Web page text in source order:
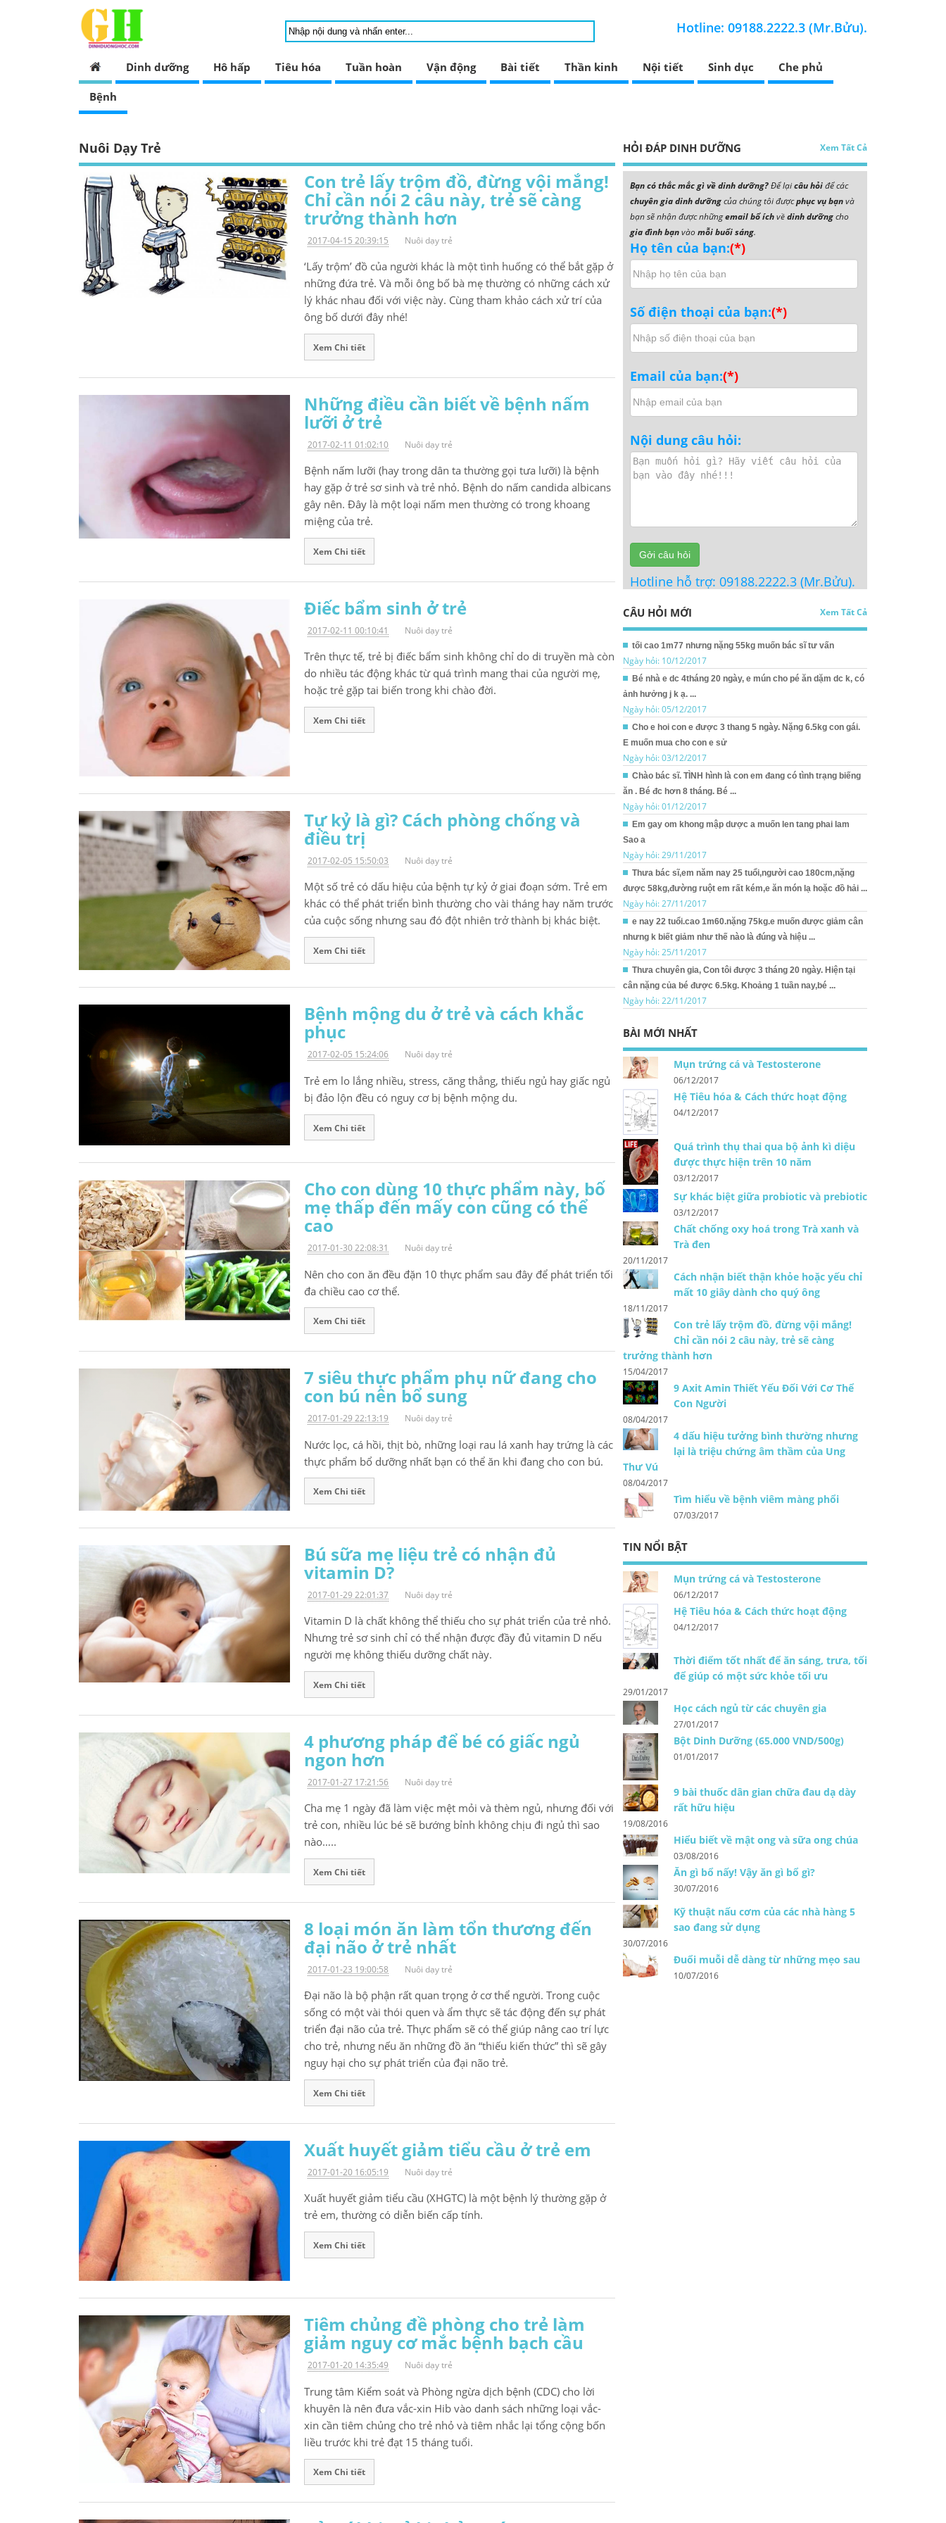
Hotline: 09188.2222.3 (Mr.Bửu).
Dinh dưỡng Hô hấp Tiêu hóa Tuần hoàn Vận động Bài tiết Thần kinh Nội tiết Sinh dục Che phủ
Bệnh
Nuôi Dạy Trẻ
Con trẻ lấy trộm đồ, đừng vội mắng!
Chỉ cần nói 2 câu này, trẻ sẽ càng
trưởng thành hơn
2017-04-15 20:39:15 Nuôi dạy trẻ
‘Lấy trộm’ đồ của người khác là một tình huống có thể bắt gặp ở
những đứa trẻ. Và mỗi ông bố bà mẹ thường có những cách xử
lý khác nhau đối với việc này. Cùng tham khảo cách xử trí của
ông bố dưới đây nhé!
Xem Chi tiết
Những điều cần biết về bệnh nấm
lưỡi ở trẻ
2017-02-11 01:02:10 Nuôi dạy trẻ
Bệnh nấm lưỡi (hay trong dân ta thường gọi tưa lưỡi) là bệnh
hay gặp ở trẻ sơ sinh và trẻ nhỏ. Bệnh do nấm candida albicans
gây nên. Đây là một loại nấm men thường có trong khoang
miệng của trẻ.
Xem Chi tiết
Điếc bẩm sinh ở trẻ
2017-02-11 00:10:41 Nuôi dạy trẻ
Trên thực tế, trẻ bị điếc bẩm sinh không chỉ do di truyền mà còn
do nhiều tác động khác từ quá trình mang thai của người mẹ,
hoặc trẻ gặp tai biến trong khi chào đời.
Xem Chi tiết
Tự kỷ là gì? Cách phòng chống và
điều trị
2017-02-05 15:50:03 Nuôi dạy trẻ
Một số trẻ có dấu hiệu của bệnh tự kỷ ở giai đoạn sớm. Trẻ em
khác có thể phát triển bình thường cho vài tháng hay năm trước
của cuộc sống nhưng sau đó đột nhiên trở thành bị khác biệt.
Xem Chi tiết
Bệnh mộng du ở trẻ và cách khắc
phục
2017-02-05 15:24:06 Nuôi dạy trẻ
Trẻ em lo lắng nhiều, stress, căng thẳng, thiếu ngủ hay giấc ngủ
bị đảo lộn đều có nguy cơ bị bệnh mộng du.
Xem Chi tiết
Cho con dùng 10 thực phẩm này, bố
mẹ thấp đến mấy con cũng có thể
cao
2017-01-30 22:08:31 Nuôi dạy trẻ
Nên cho con ăn đều đặn 10 thực phẩm sau đây để phát triển tối
đa chiều cao cơ thể.
Xem Chi tiết
7 siêu thực phẩm phụ nữ đang cho
con bú nên bổ sung
2017-01-29 22:13:19 Nuôi dạy trẻ
Nước lọc, cá hồi, thịt bò, những loại rau lá xanh hay trứng là các
thực phẩm bổ dưỡng nhất bạn có thể ăn khi đang cho con bú.
Xem Chi tiết
Bú sữa mẹ liệu trẻ có nhận đủ
vitamin D?
2017-01-29 22:01:37 Nuôi dạy trẻ
Vitamin D là chất không thể thiếu cho sự phát triển của trẻ nhỏ.
Nhưng trẻ sơ sinh chỉ có thể nhận được đầy đủ vitamin D nếu
người mẹ không thiếu dưỡng chất này.
Xem Chi tiết
4 phương pháp để bé có giấc ngủ
ngon hơn
2017-01-27 17:21:56 Nuôi dạy trẻ
Cha mẹ 1 ngày đã làm việc mệt mỏi và thèm ngủ, nhưng đối với
trẻ con, nhiều lúc bé sẽ bướng bỉnh không chịu đi ngủ thì sao
nào…..
Xem Chi tiết
8 loại món ăn làm tổn thương đến
đại não ở trẻ nhất
2017-01-23 19:00:58 Nuôi dạy trẻ
Đại não là bộ phận rất quan trọng ở cơ thể người. Trong cuộc
sống có một vài thói quen và ẩm thực sẽ tác động đến sự phát
triển đại não của trẻ. Thực phẩm sẽ có thể giúp nâng cao trí lực
cho trẻ, nhưng nếu ăn những đồ ăn “thiếu kiến thức” thì sẽ gây
nguy hại cho sự phát triển của đại não trẻ.
Xem Chi tiết
Xuất huyết giảm tiểu cầu ở trẻ em
2017-01-20 16:05:19 Nuôi dạy trẻ
Xuất huyết giảm tiểu cầu (XHGTC) là một bệnh lý thường gặp ở
trẻ em, thường có diễn biến cấp tính.
Xem Chi tiết
Tiêm chủng đề phòng cho trẻ làm
giảm nguy cơ mắc bệnh bạch cầu
2017-01-20 14:35:49 Nuôi dạy trẻ
Trung tâm Kiểm soát và Phòng ngừa dịch bệnh (CDC) cho lời
khuyên là nên đưa vắc-xin Hib vào danh sách những loại vắc-
xin cần tiêm chủng cho trẻ nhỏ và tiêm nhắc lại tổng cộng bốn
liều trước khi trẻ đạt 15 tháng tuổi.
Xem Chi tiết
HỎI ĐÁP DINH DƯỠNG Xem Tất Cả
Bạn có thắc mắc gì về dinh dưỡng?Để lạicâu hỏiđể các
chuyên gia dinh dưỡngcủa chúng tôi đượcphục vụ bạnvà
bạn sẽ nhận được nhữngemail bổ íchvềdinh dưỡngcho
gia đình bạnvàomỗi buổi sáng.
Họ tên của bạn:(*)
Số điện thoại của bạn:(*)
Email của bạn:(*)
Nội dung câu hỏi:
Gởi câu hỏi
Hotline hỗ trợ: 09188.2222.3 (Mr.Bửu).
CÂU HỎI MỚI Xem Tất Cả
tối cao 1m77 nhưng nặng 55kg muốn bác sĩ tư vấn
Ngày hỏi: 10/12/2017
Bé nhà e dc 4tháng 20 ngày, e mún cho pé ăn dặm dc k, có
ảnh hưởng j k ạ. ...
Ngày hỏi: 05/12/2017
Cho e hoi con e được 3 thang 5 ngày. Nặng 6.5kg con gái.
E muốn mua cho con e sử
Ngày hỏi: 03/12/2017
Chào bác sĩ. TÌNH hình là con em đang có tình trạng biếng
ăn . Bé đc hơn 8 tháng. Bé ...
Ngày hỏi: 01/12/2017
Em gay om khong mập dược a muốn len tang phai lam
Sao a
Ngày hỏi: 29/11/2017
Thưa bác sĩ,em năm nay 25 tuổi,người cao 180cm,nặng
được 58kg,đường ruột em rất kém,e ăn món lạ hoặc đồ hải ...
Ngày hỏi: 27/11/2017
e nay 22 tuổi.cao 1m60.nặng 75kg.e muốn được giảm cân
nhưng k biết giảm như thế nào là đúng và hiệu ...
Ngày hỏi: 25/11/2017
Thưa chuyên gia, Con tôi được 3 tháng 20 ngày. Hiện tại
cân nặng của bé được 6.5kg. Khoảng 1 tuần nay,bé ...
Ngày hỏi: 22/11/2017
BÀI MỚI NHẤT
Mụn trứng cá và Testosterone
06/12/2017
Hệ Tiêu hóa & Cách thức hoạt động
04/12/2017
Quá trình thụ thai qua bộ ảnh kì diệu
được thực hiện trên 10 năm
03/12/2017
Sự khác biệt giữa probiotic và prebiotic
03/12/2017
Chất chống oxy hoá trong Trà xanh và
Trà đen
20/11/2017
Cách nhận biết thận khỏe hoặc yếu chỉ
mất 10 giây dành cho quý ông
18/11/2017
Con trẻ lấy trộm đồ, đừng vội mắng!
Chỉ cần nói 2 câu này, trẻ sẽ càng
trưởng thành hơn
15/04/2017
9 Axit Amin Thiết Yếu Đối Với Cơ Thể
Con Người
08/04/2017
4 dấu hiệu tưởng bình thường nhưng
lại là triệu chứng âm thầm của Ung
Thư Vú
08/04/2017
Tìm hiểu về bệnh viêm màng phổi
07/03/2017
TIN NỔI BẬT
Mụn trứng cá và Testosterone
06/12/2017
Hệ Tiêu hóa & Cách thức hoạt động
04/12/2017
Thời điểm tốt nhất để ăn sáng, trưa, tối
để giúp có một sức khỏe tối ưu
29/01/2017
Học cách ngủ từ các chuyên gia
27/01/2017
Bột Dinh Dưỡng (65.000 VND/500g)
01/01/2017
9 bài thuốc dân gian chữa đau dạ dày
rất hữu hiệu
19/08/2016
Hiểu biết về mật ong và sữa ong chúa
03/08/2016
Ăn gì bổ nấy! Vậy ăn gì bổ gì?
30/07/2016
Kỹ thuật nấu cơm của các nhà hàng 5
sao đang sử dụng
30/07/2016
Đuổi muỗi dễ dàng từ những mẹo sau
10/07/2016